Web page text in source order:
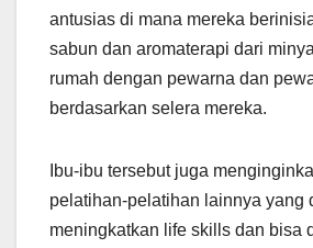
antusias di mana mereka
sabun dan aromaterapi dari
rumah dengan pewarna dan
berdasarkan selera mereka.
Ibu-ibu tersebut juga
pelatihan-pelatihan lainnya yang
meningkatkan life skills dan bisa